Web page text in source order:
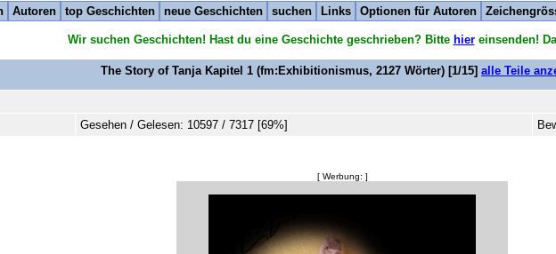
Autoren top Geschichten neue Geschichten suchen Links Optionen für Autoren
Wir suchen Geschichten! Hast du eine Geschichte geschrieben? Bitte hiereinsenden!
The Story of Tanja Kapitel 1 (fm:Exhibitionismus, 2127 Wörter) [1/15] alle Teile
Gesehen / Gelesen: 10597 / 7317 [69%]
[ Werbung: ]